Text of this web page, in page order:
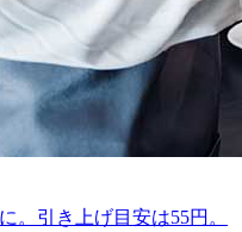
。引き上げ目安は55円。